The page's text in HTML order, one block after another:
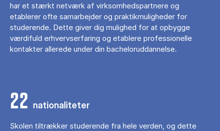
har et stærkt netværk af virksomhedspartnere og
etablerer ofte samarbejder og praktikmuligheder for
studerende. Dette giver dig mulighed for at opbygge
værdifuld erhvervserfaring og etablere professionelle
kontakter allerede under din bacheloruddannelse.
22 nationaliteter
Skolen tiltrækker studerende fra hele verden, og dette